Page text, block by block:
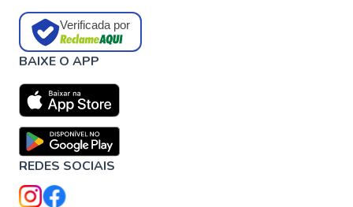
Verificada por
BAIXE O APP
REDES SOCIAIS